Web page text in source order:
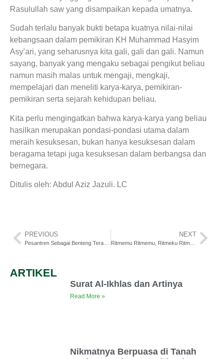
Rasulullah saw yang disampaikan kepada umatnya.
Sudah terlalu banyak bukti betapa kuatnya nilai-nilai
kebangsaan dalam pemikiran KH Muhammad Hasyim
Asy’ari, yang seharusnya kita gali, gali dan gali. Namun
sayang, banyak yang mengaku sebagai pengikut beliau
namun masih malas untuk mengaji, mengkaji,
mempelajari dan meneliti karya-karya, pemikiran-
pemikiran serta sejarah kehidupan beliau.
Kita perlu mengingatkan bahwa karya-karya yang beliau
hasilkan merupakan pondasi-pondasi utama dalam
meraih kesuksesan, bukan hanya kesuksesan dalam
beragama tetapi juga kesuksesan dalam berbangsa dan
bernegara.
Ditulis oleh: Abdul Aziz Jazuli. LC
PREVIOUS NEXT
Ritmemu Ritmemu, Ritmeku Ritmeku
ARTIKEL
Surat Al-Ikhlas dan Artinya
Read More »
Nikmatnya Berpuasa di Tanah